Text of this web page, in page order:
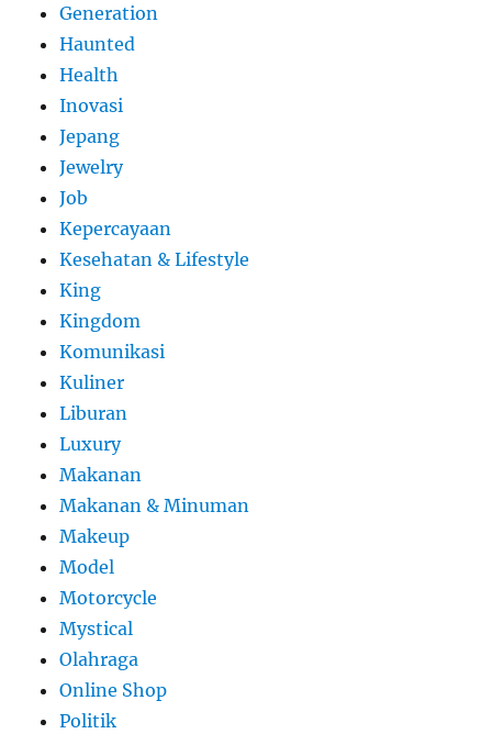
Generation
Haunted
Health
Inovasi
Jepang
Jewelry
Job
Kepercayaan
Kesehatan & Lifestyle
King
Kingdom
Komunikasi
Kuliner
Liburan
Luxury
Makanan
Makanan & Minuman
Makeup
Model
Motorcycle
Mystical
Olahraga
Online Shop
Politik